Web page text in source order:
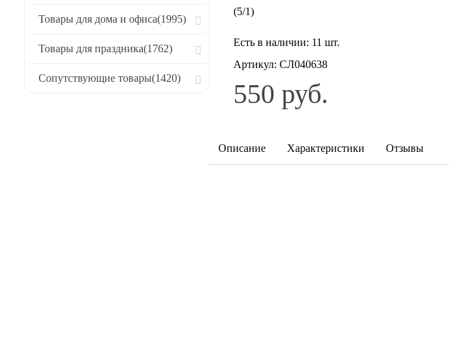
Товары для дома и офиса(1995)
Товары для праздника(1762)
Сопутствующие товары(1420)
(5/1)
Есть в наличии: 11 шт.
Артикул: СЛ040638
550 руб.
Описание Характеристики Отзывы